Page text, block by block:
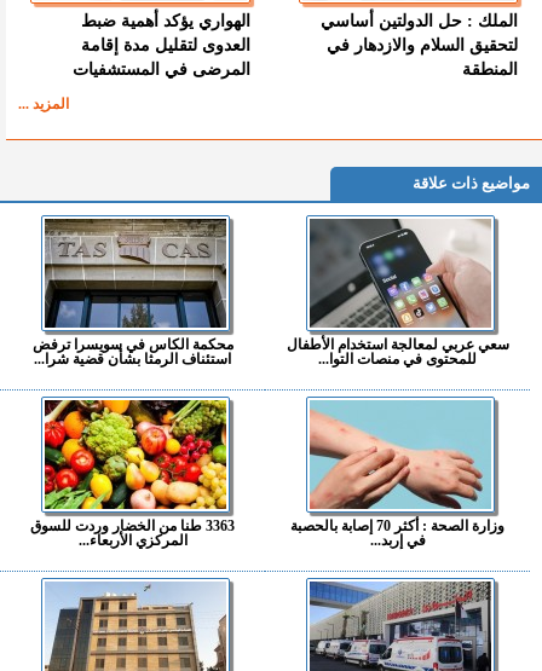
الملك : حل الدولتين أساسي
لتحقيق السلام والازدهار في
المنطقة
الهواري يؤكد أهمية ضبط
العدوى لتقليل مدة إقامة
المرضى في المستشفيات
المزيد ...
مواضيع ذات علاقة
سعي عربي لمعالجة استخدام الأطفال
للمحتوى في منصات التوا...
محكمة الكاس في سويسرا ترفض
استئناف الرمثا بشأن قضية شرا...
وزارة الصحة : أكثر 70 إصابة بالحصبة
في إربد...
3363 طنا من الخضار وردت للسوق
المركزي الأربعاء...